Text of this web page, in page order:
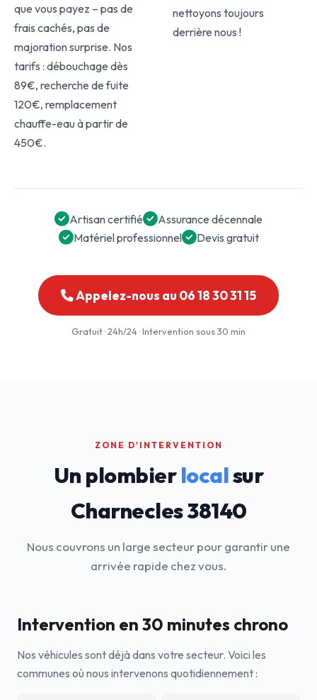
que vous payez – pas de
frais cachés, pas de
majoration surprise. Nos
tarifs : débouchage dès
89€, recherche de fuite
120€, remplacement
chauffe-eau à partir de
450€.
nettoyons toujours
derrière nous !
Artisan certifié
Assurance décennale
Matériel professionnel
Devis gratuit
Appelez-nous au 06 18 30 31 15
Gratuit · 24h/24 · Intervention sous 30 min
ZONE D'INTERVENTION
Un plombierlocalsur
Charnecles 38140
Nous couvrons un large secteur pour garantir une
arrivée rapide chez vous.
Intervention en 30 minutes chrono
Nos véhicules sont déjà dans votre secteur. Voici les
communes où nous intervenons quotidiennement :